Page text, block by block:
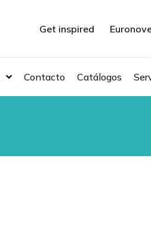
Get inspired
Contacto Catálogos